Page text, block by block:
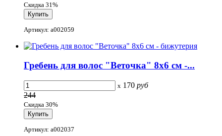
Скидка 31%
Артикул: a002059
Гребень для волос "Веточка" 8x6 см -...
x 170 руб
244
Скидка 30%
Артикул: a002037